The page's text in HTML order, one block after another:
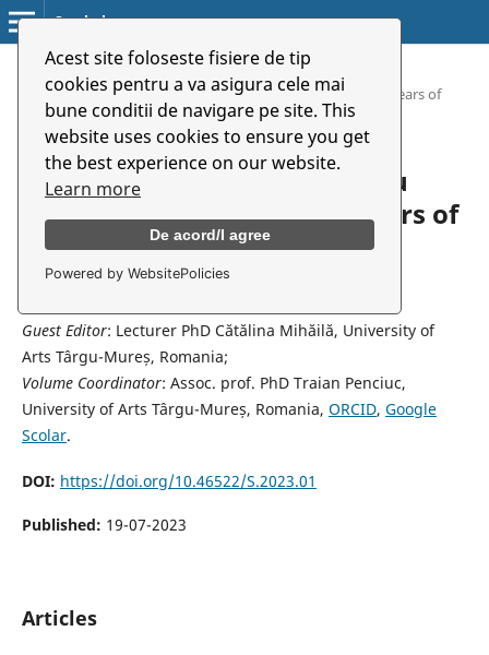
Acest site foloseste fisiere de tip
cookies pentru a va asigura cele mai
bune conditii de navigare pe site. This
website uses cookies to ensure you get
the best experience on our website.
Learn more
De acord/I agree
Powered by WebsitePolicies
Symbolon
/
Vol. 24 No. 1 (44) (2023): Târgu Mureș Theatre Scene - 60 Years of
Dialogue and Artistic Performance
Vol. 24 No. 1 (44) (2023): Târgu
Mureș Theatre Scene - 60 Years of
Dialogue and Artistic
Performance
Guest Editor: Lecturer PhD Cătălina Mihăilă, University of
Arts Târgu-Mureș, Romania;
Volume Coordinator: Assoc. prof. PhD Traian Penciuc,
University of Arts Târgu-Mureș, Romania, ORCID, Google
Scolar.
DOI: https://doi.org/10.46522/S.2023.01
Published: 19-07-2023
Articles